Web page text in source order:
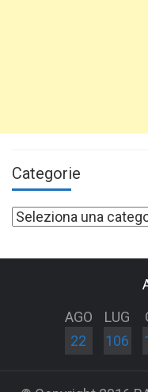
Categorie
Categorie
AGO
22
LUG
106